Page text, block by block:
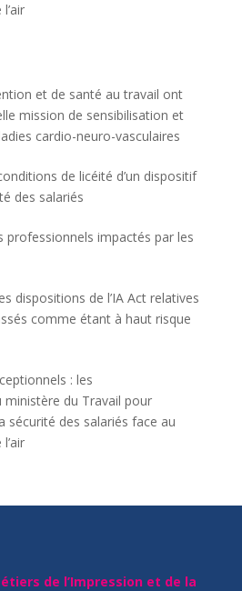
et de santé au travail ont
mission de sensibilisation et
cardio-neuro-vasculaires
de licéité d’un dispositif
des salariés
professionnels impactés par les
dispositions de l’IA Act relatives
comme étant à haut risque
: les
du Travail pour
sécurité des salariés face au
de l’Impression et de la